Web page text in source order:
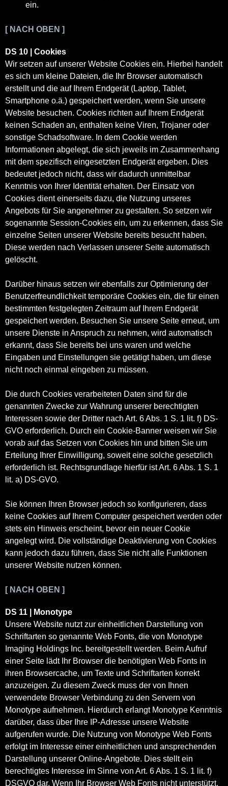
ein.
[ NACH OBEN ]
DS 10 | Cookies
Wir setzen auf unserer Website Cookies ein. Hierbei handelt
es sich um kleine Dateien, die Ihr Browser automatisch
erstellt und die auf Ihrem Endgerät (Laptop, Tablet,
Smartphone o.ä.) gespeichert werden, wenn Sie unsere
Website besuchen. Cookies richten auf Ihrem Endgerät
keinen Schaden an, enthalten keine Viren, Trojaner oder
sonstige Schadsoftware. In dem Cookie werden
Informationen abgelegt, die sich jeweils im Zusammenhang
mit dem spezifisch eingesetzten Endgerät ergeben. Dies
bedeutet jedoch nicht, dass wir dadurch unmittelbar
Kenntnis von Ihrer Identität erhalten. Der Einsatz von
Cookies dient einerseits dazu, die Nutzung unseres
Angebots für Sie angenehmer zu gestalten. So setzen wir
sogenannte Session-Cookies ein, um zu erkennen, dass Sie
einzelne Seiten unserer Website bereits besucht haben.
Diese werden nach Verlassen unserer Seite automatisch
gelöscht.
Darüber hinaus setzen wir ebenfalls zur Optimierung der
Benutzerfreundlichkeit temporäre Cookies ein, die für einen
bestimmten festgelegten Zeitraum auf Ihrem Endgerät
gespeichert werden. Besuchen Sie unsere Seite erneut, um
unsere Dienste in Anspruch zu nehmen, wird automatisch
erkannt, dass Sie bereits bei uns waren und welche
Eingaben und Einstellungen sie getätigt haben, um diese
nicht noch einmal eingeben zu müssen.
Die durch Cookies verarbeiteten Daten sind für die
genannten Zwecke zur Wahrung unserer berechtigten
Interessen sowie der Dritter nach Art. 6 Abs. 1 S. 1 lit. f) DS-
GVO erforderlich. Durch ein Cookie-Banner weisen wir Sie
vorab auf das Setzen von Cookies hin und bitten Sie um
Erteilung Ihrer Einwilligung, soweit eine solche gesetzlich
erforderlich ist. Rechtsgrundlage hierfür ist Art. 6 Abs. 1 S. 1
lit. a) DS-GVO.
Sie können Ihren Browser jedoch so konfigurieren, dass
keine Cookies auf Ihrem Computer gespeichert werden oder
stets ein Hinweis erscheint, bevor ein neuer Cookie
angelegt wird. Die vollständige Deaktivierung von Cookies
kann jedoch dazu führen, dass Sie nicht alle Funktionen
unserer Website nutzen können.
[ NACH OBEN ]
DS 11 | Monotype
Unsere Website nutzt zur einheitlichen Darstellung von
Schriftarten so genannte Web Fonts, die von Monotype
Imaging Holdings Inc. bereitgestellt werden. Beim Aufruf
einer Seite lädt Ihr Browser die benötigten Web Fonts in
ihren Browsercache, um Texte und Schriftarten korrekt
anzuzeigen. Zu diesem Zweck muss der von Ihnen
verwendete Browser Verbindung zu den Servern von
Monotype aufnehmen. Hierdurch erlangt Monotype Kenntnis
darüber, dass über Ihre IP-Adresse unsere Website
aufgerufen wurde. Die Nutzung von Monotype Web Fonts
erfolgt im Interesse einer einheitlichen und ansprechenden
Darstellung unserer Online-Angebote. Dies stellt ein
berechtigtes Interesse im Sinne von Art. 6 Abs. 1 S. 1 lit. f)
DSGVO dar. Wenn Ihr Browser Web Fonts nicht unterstützt,